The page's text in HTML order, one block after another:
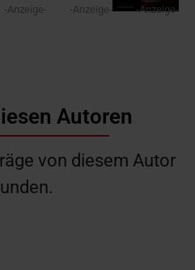
-Anzeige- -Anzeige- -Anzeige-
Autoren
von diesem Autor